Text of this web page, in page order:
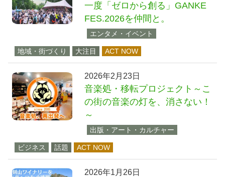
一度「ゼロから創る」GANKE
FES.2026を仲間と。
エンタメ・イベント
地域・街づくり 大注目 ACT NOW
2026年2月23日
音楽処・移転プロジェクト～こ
の街の音楽の灯を、消さない！
～
出版・アート・カルチャー
ビジネス 話題 ACT NOW
2026年1月26日